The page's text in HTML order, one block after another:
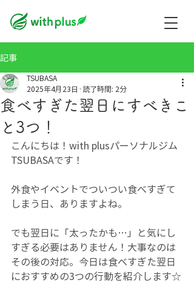
記事
食べすぎた翌日にすべきこ
と3つ！
TSUBASA
2025年4月23日 読了時間: 2分
こんにちは！with plusパーソナルジム
TSUBASAです！
外食やイベントでついつい食べすぎて
しまう日、ありますよね。
でも翌日に「太ったかも…」と気にし
すぎる必要はありません！大事なのは
その後の対応。今日は食べすぎた翌日
におすすめの3つの行動を紹介します☆